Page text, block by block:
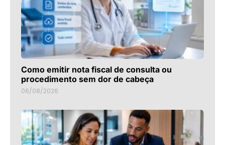
Como emitir nota fiscal de consulta ou
procedimento sem dor de cabeça
06/08/2026